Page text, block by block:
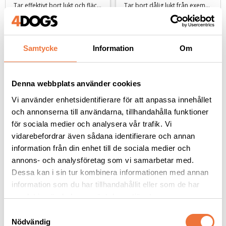
Samtycke Information Om
Denna webbplats använder cookies
Vi använder enhetsidentifierare för att anpassa innehållet
och annonserna till användarna, tillhandahålla funktioner
för sociala medier och analysera vår trafik. Vi
vidarebefordrar även sådana identifierare och annan
information från din enhet till de sociala medier och
annons- och analysföretag som vi samarbetar med.
Dessa kan i sin tur kombinera informationen med annan
information som du har tillhandahållit eller som de har
samlat in när du har använt deras tjänster.
Nödvändig
Tar effektivt bort lukt och fläckar. Vattenbaserad och svensktillverkad
219kr
Tar bort dålig lukt från exempelvis hundbäddar och fällar
Show Tech Black Paw